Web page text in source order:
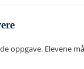
oppgave. Elevene